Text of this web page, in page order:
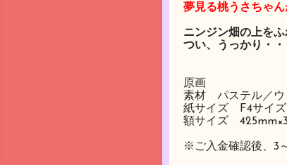
夢見る桃うさちゃ
ニンジン畑の上を
つい、うっかり・
原画
素材 パステル／ウ
紙サイズ F4サイズ
額サイズ
※ご入金確認後、3